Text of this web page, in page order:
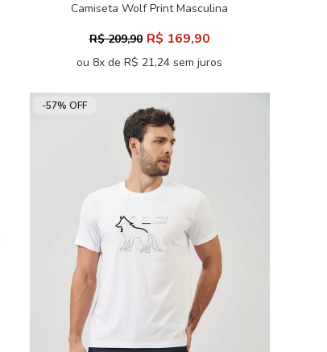
Camiseta Wolf Print Masculina
R$ 209,90 R$ 169,90
ou 8x de R$ 21,24 sem juros
-57% OFF